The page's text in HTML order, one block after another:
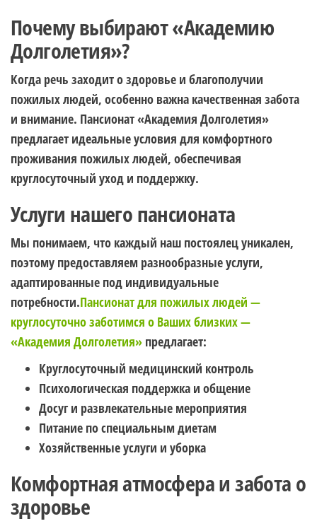
Почему выбирают «Академию
Долголетия»?
Когда речь заходит о здоровье и благополучии
пожилых людей, особенно важна качественная забота
и внимание. Пансионат «Академия Долголетия»
предлагает идеальные условия для комфортного
проживания пожилых людей, обеспечивая
круглосуточный уход и поддержку.
Услуги нашего пансионата
Мы понимаем, что каждый наш постоялец уникален,
поэтому предоставляем разнообразные услуги,
адаптированные под индивидуальные
потребности.Пансионат для пожилых людей —
круглосуточно заботимся о Ваших близких —
«Академия Долголетия» предлагает:
Круглосуточный медицинский контроль
Психологическая поддержка и общение
Досуг и развлекательные мероприятия
Питание по специальным диетам
Хозяйственные услуги и уборка
Комфортная атмосфера и забота о
здоровье